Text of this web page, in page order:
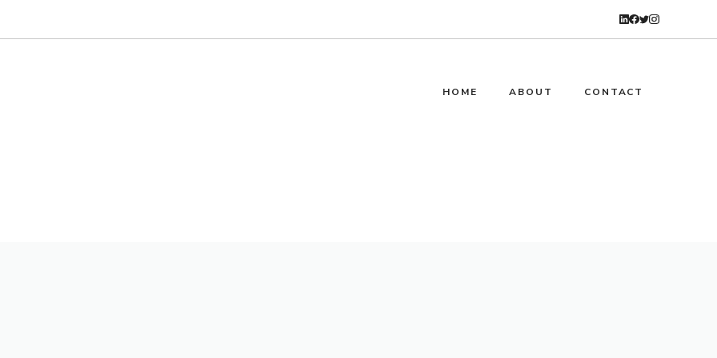
HOME ABOUT CONTACT